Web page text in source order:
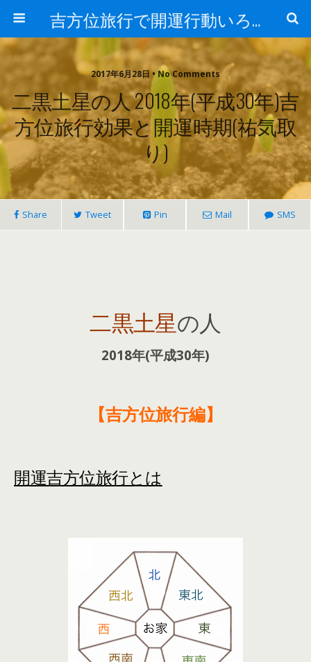
吉方位旅行で開運行動いろは（象意と効果）
2017年6月28日 • No Comments
二黒土星の人 2018年(平成30年)吉
方位旅行効果と開運時期(祐気取
り)
Share Tweet Pin Mail SMS
二黒土星の人
2018年(平成30年)
【吉方位旅行編】
開運吉方位旅行とは